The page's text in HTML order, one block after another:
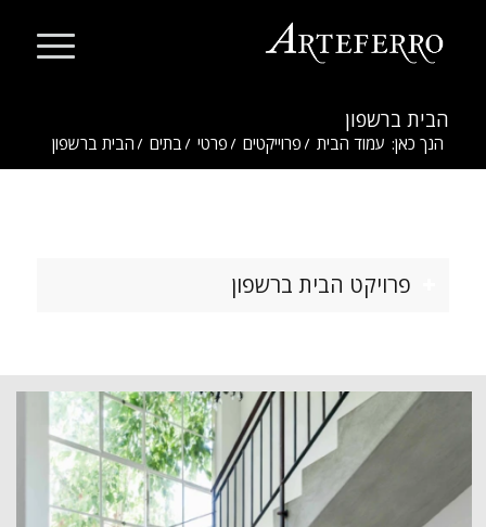
הבית ברשפון
הנך כאן: עמוד הבית / פרוייקטים / פרטי / בתים / הבית ברשפון
פרויקט הבית ברשפון